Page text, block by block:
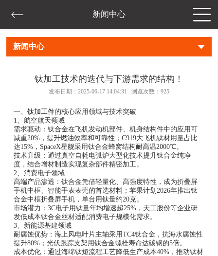
新闻中心
新闻中心
钛加工技术的迭代与下游需求的结构！
发布日期：2025-06-17 14:04:31 浏览次数： 925
一、钛加工件的核心应用领域与技术突破
1、航空航天领域‌
需求驱动‌：钛合金在飞机发动机部件、机身结构件中的应用可
减重20%，提升燃油效率和可靠性；C919大飞机钛材用量占比
达15%，SpaceX星舰采用钛合金蜂窝结构耐高温2000℃。
技术升级‌：通过真空自耗电弧炉大型化技术提升钛合金纯净
度，结合增材制造实现复杂部件精密加工。
2、消费电子领域‌
高端产品渗透‌：钛合金凭借轻量化、高强度特性，成为折叠屏
手机中框、智能手表表壳的首选材料；苹果计划2026年推出钛
合金中框折叠屏手机，单台用钛量约20克。
市场潜力‌：3C电子用钛量年均增速超25%，天工股份等企业研
发低成本钛合金丝材适配消费电子规模化需求。
3、新能源基建领域‌
耐腐蚀优势‌：海上风电叶片主轴采用TC4钛合金，抗海水腐蚀性
提升80%；光伏跟踪支架用钛合金螺栓寿命达碳钢的5倍。
成本优化‌：通过海绵钛短流程工艺降低生产成本40%，推动钛材